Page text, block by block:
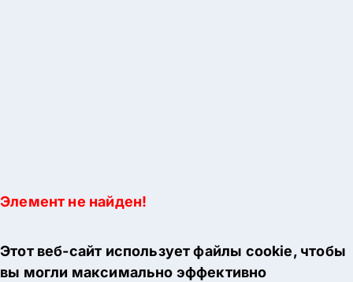
Элемент не найден!
Этот веб-сайт использует файлы cookie, чтобы
вы могли максимально эффективно